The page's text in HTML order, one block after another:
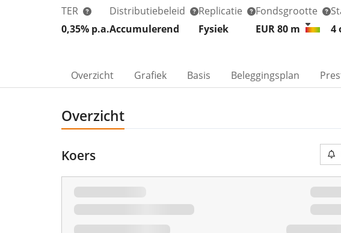
TER
0,35% p.a.
Distributiebeleid
Accumulerend
Replicatie
Fysiek
Fondsgrootte
EUR 80 m
4
Overzicht Grafiek Basis Beleggingsplan
Overzicht
Koers